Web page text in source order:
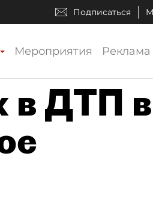
Подписаться
Мероприятия Реклама
в ДТП в